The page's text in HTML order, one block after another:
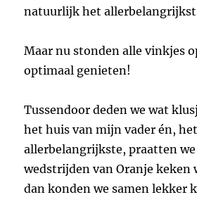
natuurlijk het
Maar nu stonden alle vinkjes
optimaal genieten!
Tussendoor deden we wat
het huis van mijn vader én, het
allerbelangrijkste, praatten we
wedstrijden van Oranje keken
dan konden we samen lekker